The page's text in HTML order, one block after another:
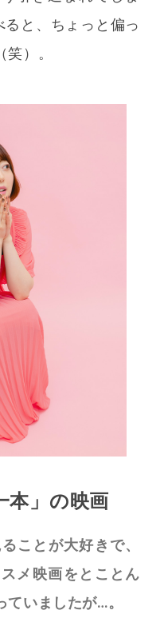
と、ちょっと偏っ
）。
本」の映画
ことが大好きで、
メ映画をとことん
いましたが…。